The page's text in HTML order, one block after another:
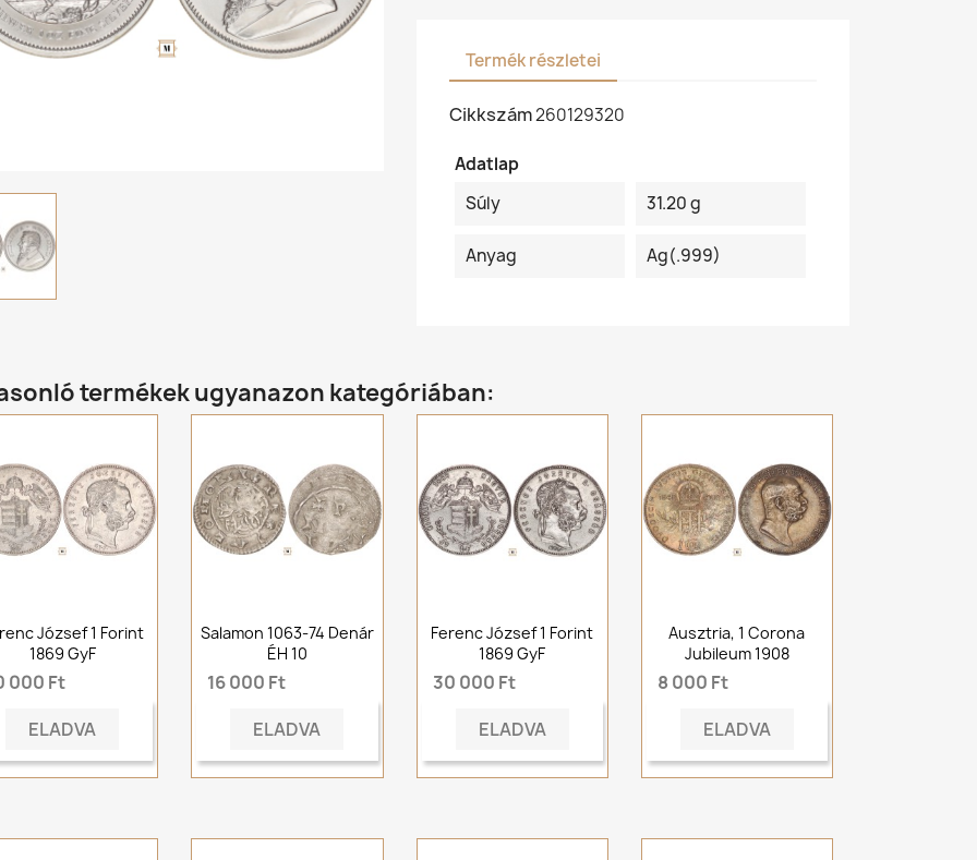
Termék részletei
Cikkszám260129320
Adatlap
Súly
31.20 g
Anyag Ag(.999)
termékek ugyanazon kategóriában:
József 1 Forint
1869 GyF
000 Ft
ELADVA
Salamon 1063-74 Denár
ÉH 10
16 000 Ft
ELADVA
Ferenc József 1 Forint
1869 GyF
30 000 Ft
ELADVA
Ausztria, 1 Corona
Jubileum 1908
8 000 Ft
ELADVA